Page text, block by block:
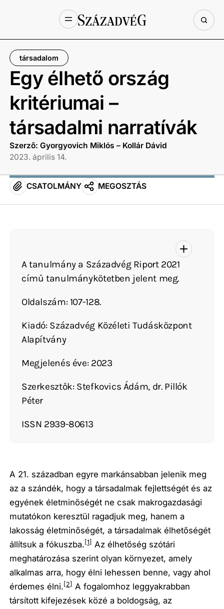
társadalom
Egy élhető ország
kritériumai –
társadalmi narratívák
Szerző: Gyorgyovich Miklós – Kollár Dávid
2023. április 14.
CSATOLMÁNY MEGOSZTÁS
A tanulmány a Századvég Riport 2021
című tanulmánykötetben jelent meg.
Oldalszám: 107-128.
Kiadó: Századvég Közéleti Tudásközpont
Alapítvány
Megjelenés éve: 2023
Szerkesztők: Stefkovics Ádám, dr. Pillók
Péter
ISSN 2939-80613
A 21. században egyre markánsabban jelenik meg
az a szándék, hogy a társadalmak fejlettségét és az
egyének életminőségét ne csak makrogazdasági
mutatókon keresztül ragadjuk meg, hanem a
lakosság életminőségét, a társadalmak élhetőségét
állítsuk a fókuszba. [1] Az élhetőség szótári
meghatározása szerint olyan környezet, amely
alkalmas arra, hogy élni lehessen benne, vagy ahol
érdemes élni. [2] A fogalomhoz leggyakrabban
társított kifejezések közé a boldogság, az